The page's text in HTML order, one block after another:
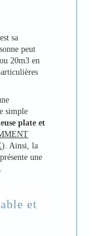
sa
peut
20m3 en
simple
plate et
). Ainsi, la
une
et